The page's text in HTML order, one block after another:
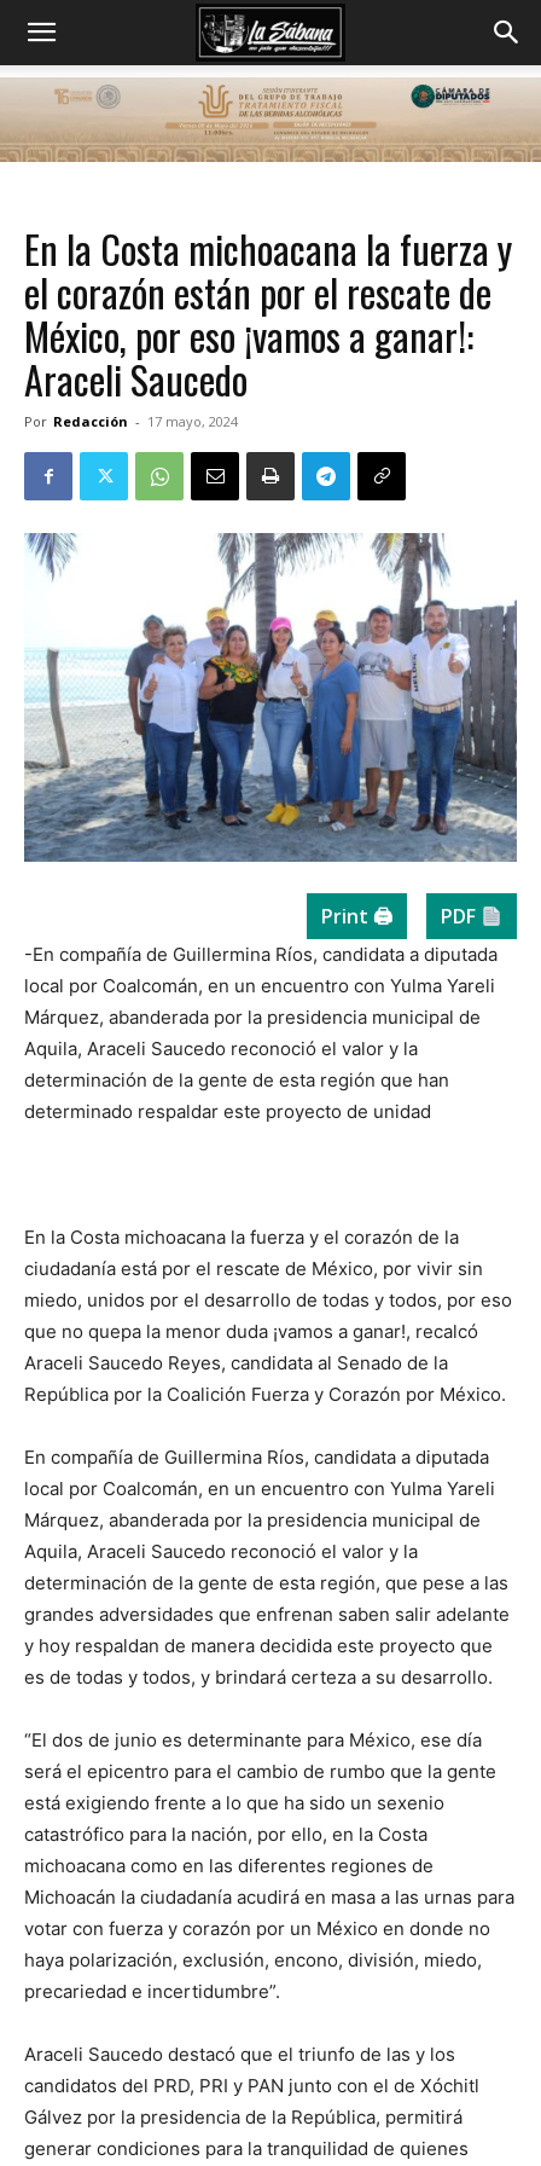
En la Costa michoacana la fuerza y
el corazón están por el rescate de
México, por eso ¡vamos a ganar!:
Araceli Saucedo
Por Redacción - 17 mayo, 2024
Print 🖨 PDF
-En compañía de Guillermina Ríos, candidata a diputada
local por Coalcomán, en un encuentro con Yulma Yareli
Márquez, abanderada por la presidencia municipal de
Aquila, Araceli Saucedo reconoció el valor y la
determinación de la gente de esta región que han
determinado respaldar este proyecto de unidad
En la Costa michoacana la fuerza y el corazón de la
ciudadanía está por el rescate de México, por vivir sin
miedo, unidos por el desarrollo de todas y todos, por eso
que no quepa la menor duda ¡vamos a ganar!, recalcó
Araceli Saucedo Reyes, candidata al Senado de la
República por la Coalición Fuerza y Corazón por México.
En compañía de Guillermina Ríos, candidata a diputada
local por Coalcomán, en un encuentro con Yulma Yareli
Márquez, abanderada por la presidencia municipal de
Aquila, Araceli Saucedo reconoció el valor y la
determinación de la gente de esta región, que pese a las
grandes adversidades que enfrenan saben salir adelante
y hoy respaldan de manera decidida este proyecto que
es de todas y todos, y brindará certeza a su desarrollo.
“El dos de junio es determinante para México, ese día
será el epicentro para el cambio de rumbo que la gente
está exigiendo frente a lo que ha sido un sexenio
catastrófico para la nación, por ello, en la Costa
michoacana como en las diferentes regiones de
Michoacán la ciudadanía acudirá en masa a las urnas para
votar con fuerza y corazón por un México en donde no
haya polarización, exclusión, encono, división, miedo,
precariedad e incertidumbre”.
Araceli Saucedo destacó que el triunfo de las y los
candidatos del PRD, PRI y PAN junto con el de Xóchitl
Gálvez por la presidencia de la República, permitirá
generar condiciones para la tranquilidad de quienes